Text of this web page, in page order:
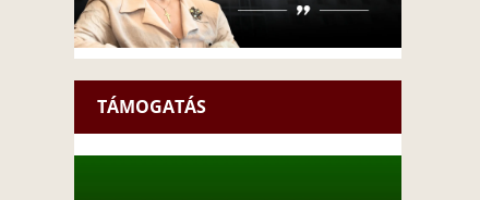
TÁMOGATÁS